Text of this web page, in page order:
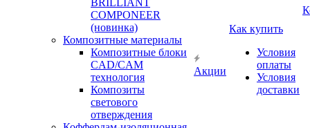
BRILLIANT
COMPONEER
(новинка)
Композитные материалы
Композитные блоки
CAD/СAM
технология
Композиты
светового
отверждения
Акции
Как купить
Условия
оплаты
Условия
доставки